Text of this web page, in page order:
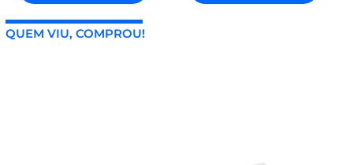
QUEM VIU, COMPROU!